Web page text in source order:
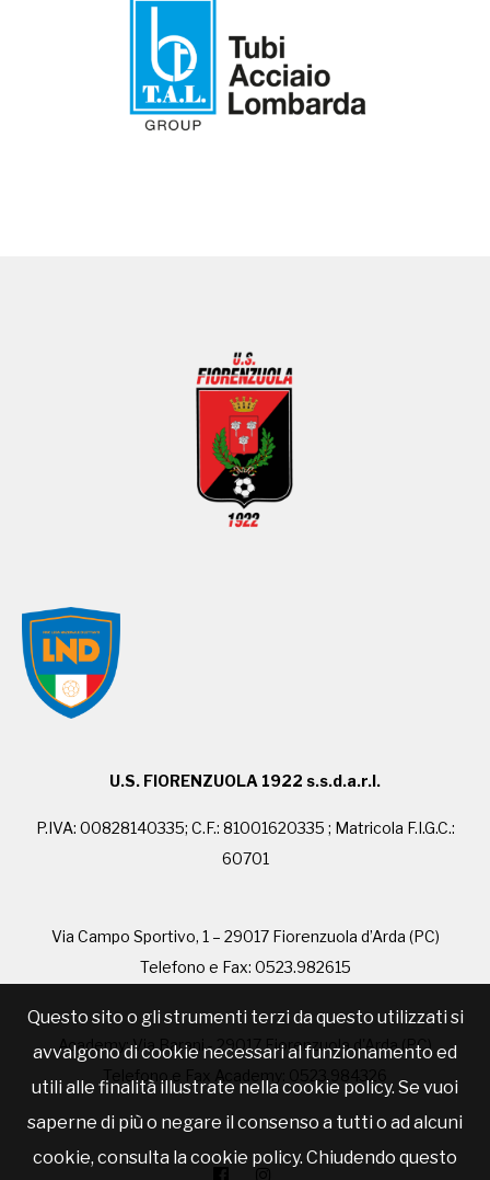
U.S. FIORENZUOLA 1922 s.s.d.a.r.l.
P.IVA: 00828140335; C.F.: 81001620335 ; Matricola F.I.G.C.:
60701
Via Campo Sportivo, 1 – 29017 Fiorenzuola d’Arda (PC)
Telefono e Fax: 0523.982615
Academy: Via Barani - 29017 Fiorenzuola d'Arda (PC)
Telefono e Fax Academy: 0523.984326
Questo sito o gli strumenti terzi da questo utilizzati si
avvalgono di cookie necessari al funzionamento ed
utili alle finalità illustrate nella cookie policy. Se vuoi
saperne di più o negare il consenso a tutti o ad alcuni
cookie, consulta la cookie policy. Chiudendo questo